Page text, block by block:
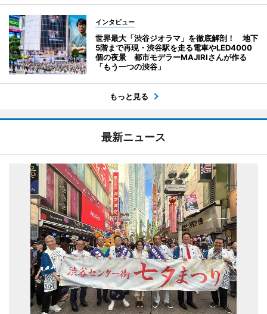
インタビュー
世界最大「渋谷ジオラマ」を徹底解剖！ 地下
5階まで再現・渋谷駅を走る電車やLED4000
個の夜景 都市モデラーMAJIRIさんが作る
「もう一つの渋谷」
もっと見る
最新ニュース